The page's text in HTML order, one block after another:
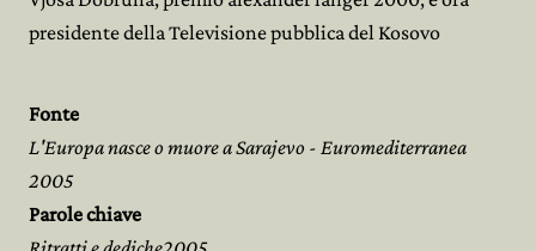
presidente della Televisione pubblica del Kosovo
Fonte
L'Europa nasce o muore a Sarajevo - Euromediterranea
2005
Parole chiave